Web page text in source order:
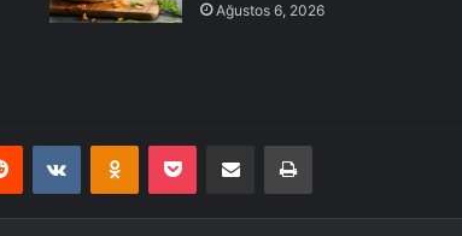
Ağustos 6, 2026
Reddit VKontakteOdnoklassniki
Pocket E-Posta ile paylaş Yazdır